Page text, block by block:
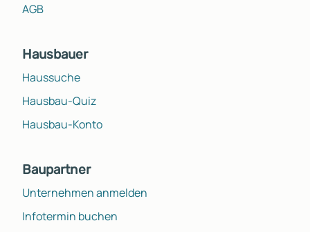
AGB
Hausbauer
Haussuche
Hausbau-Quiz
Hausbau-Konto
Baupartner
Unternehmen anmelden
Infotermin buchen